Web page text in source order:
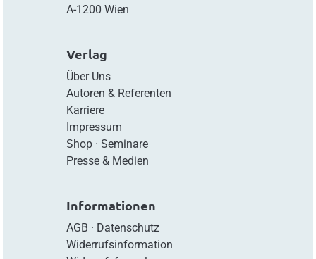
A-1200 Wien
Verlag
Über Uns
Autoren & Referenten
Karriere
Impressum
Shop· Seminare
Presse & Medien
Informationen
AGB · Datenschutz
Widerrufsinformation